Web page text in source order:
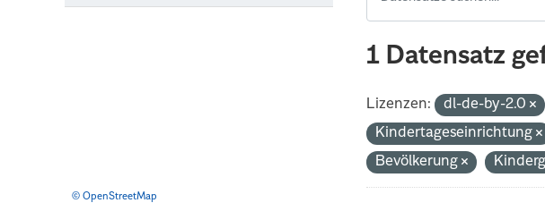
© OpenStreetMap
1 Datensatz
Lizenzen: dl-de-by-2.0
Kindertageseinrichtung
Bevölkerung